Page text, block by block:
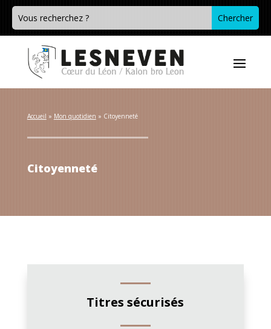
Accueil » Mon quotidien » Citoyenneté
Citoyenneté
Titres sécurisés